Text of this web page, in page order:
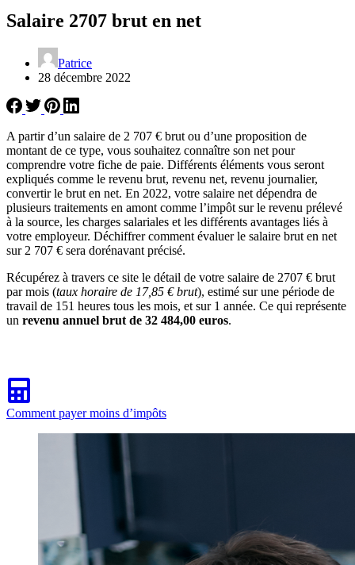
Salaire 2707 brut en net
Patrice
28 décembre 2022
A partir d’un salaire de 2 707 € brut ou d’une proposition de
montant de ce type, vous souhaitez connaître son net pour
comprendre votre fiche de paie. Différents éléments vous seront
expliqués comme le revenu brut, revenu net, revenu journalier,
convertir le brut en net. En 2022, votre salaire net dépendra de
plusieurs traitements en amont comme l’impôt sur le revenu prélevé
à la source, les charges salariales et les différents avantages liés à
votre employeur. Déchiffrer comment évaluer le salaire brut en net
sur 2 707 € sera dorénavant précisé.
Récupérez à travers ce site le détail de votre salaire de 2707 € brut
par mois (taux horaire de 17,85 € brut), estimé sur une période de
travail de 151 heures tous les mois, et sur 1 année. Ce qui représente
un revenu annuel brut de 32 484,00 euros.
Comment payer moins d’impôts